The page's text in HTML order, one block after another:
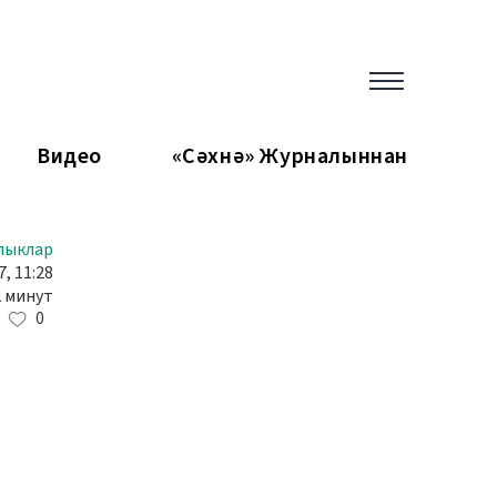
Видео «Сәхнә» Журналыннан
11:28
минут
0